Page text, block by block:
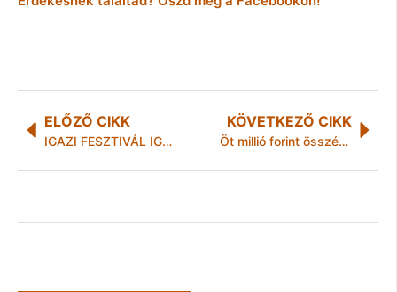
ELŐZŐ CIKK
IGAZI FESZTIVÁL IGAZI ARCOKNAK – KARÁCSONYRA IS
KÖVETKEZŐ CIKK
Öt millió forint összértékű adománnyal segíti MISKOLC gyermeksportját a Samsung